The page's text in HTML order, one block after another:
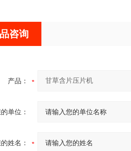
咨询
产品：
单位：
姓名：